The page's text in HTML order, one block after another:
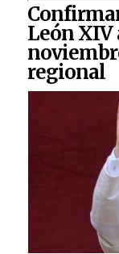
León XIV
regional